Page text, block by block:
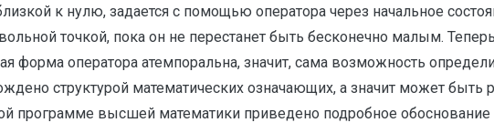
к нулю, задается c помощью оператора через начальное
точкой, пока он не перестанет быть бесконечно малым.
форма оператора атемпоральна, значит, сама возможность
структурой математических означающих, а значит может
программе высшей математики приведено подробное